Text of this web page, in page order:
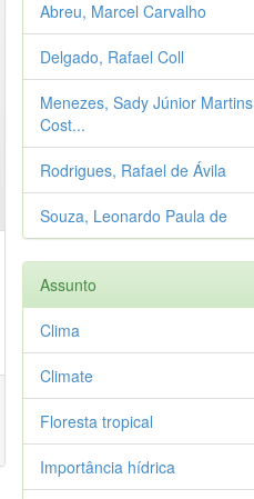
Abreu, Marcel Carvalho
Delgado, Rafael Coll
Menezes, Sady Júnior Martins
Cost...
Rodrigues, Rafael de Ávila
Souza, Leonardo Paula de
Assunto
Clima
Climate
Floresta tropical
Importância hídrica